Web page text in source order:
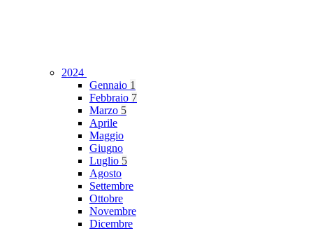
2024
Gennaio 1
Febbraio 7
Marzo 5
Aprile
Maggio
Giugno
Luglio 5
Agosto
Settembre
Ottobre
Novembre
Dicembre